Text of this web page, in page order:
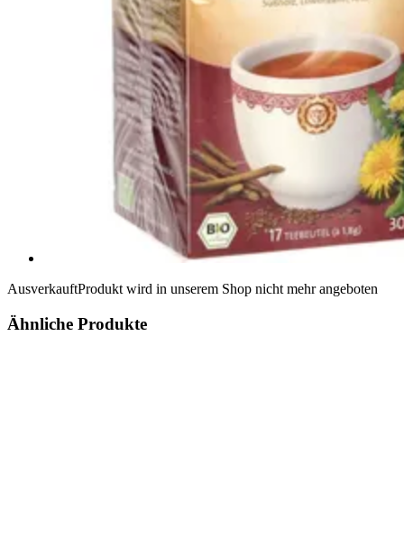
AusverkauftProdukt wird in unserem Shop nicht mehr angeboten
Ähnliche Produkte